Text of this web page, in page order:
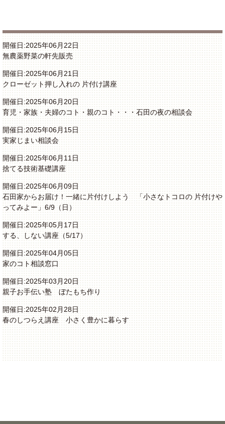
開催日:2025年06月22日
無農薬野菜の軒先販売
開催日:2025年06月21日
クローゼット押し入れの 片付け講座
開催日:2025年06月20日
育児・家族・夫婦のコト・親のコト・・・石田の夜の相談会
開催日:2025年06月15日
実家じまい相談会
開催日:2025年06月11日
捨てる技術基礎講座
開催日:2025年06月09日
石田家からお届け！一緒に片付けしよう 「小さなトコロの 片付けや
ってみよー」6/9（日）
開催日:2025年05月17日
する、しない講座（5/17）
開催日:2025年04月05日
家のコト相談窓口
開催日:2025年03月20日
親子お手伝い塾 ぼたもち作り
開催日:2025年02月28日
春のしつらえ講座 小さく豊かに暮らす